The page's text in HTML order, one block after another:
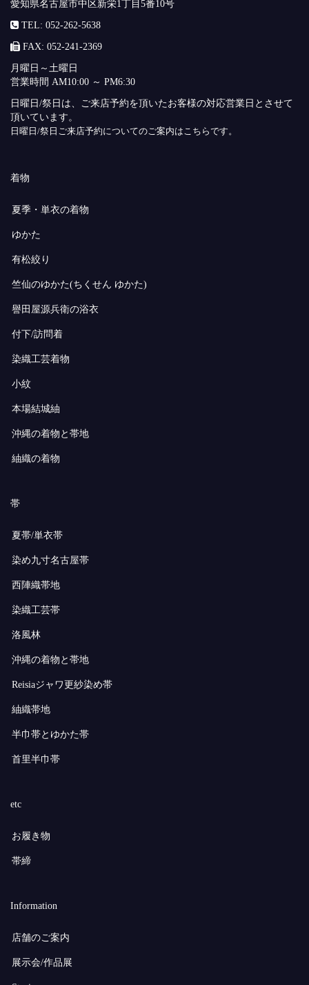
愛知県名古屋市中区新栄1丁目5番10号
TEL: 052-262-5638
FAX: 052-241-2369
月曜日～土曜日
営業時間 AM10:00 ～ PM6:30
日曜日/祭日は、ご来店予約を頂いたお客様の対応営業日とさせて
頂いています。
日曜日/祭日ご来店予約についてのご案内はこちらです。
着物
夏季・単衣の着物
ゆかた
有松絞り
竺仙のゆかた(ちくせん ゆかた)
譽田屋源兵衛の浴衣
付下/訪問着
染織工芸着物
小紋
本場結城紬
沖縄の着物と帯地
紬織の着物
帯
夏帯/単衣帯
染め九寸名古屋帯
西陣織帯地
染織工芸帯
洛風林
沖縄の着物と帯地
Reisiaジャワ更紗染め帯
紬織帯地
半巾帯とゆかた帯
首里半巾帯
etc
お履き物
帯締
Information
店舗のご案内
展示会/作品展